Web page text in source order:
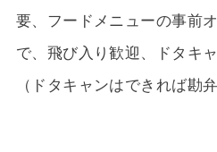
要、フードメニューの事前
で、飛び入り歓迎、ドタキ
（ドタキャンはできれば勘